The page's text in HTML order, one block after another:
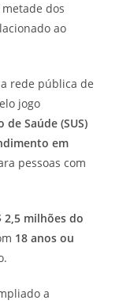
dos
ao
rede pública de
jogo
de Saúde (SUS)
em
pessoas com
2,5 milhões do
18 anos ou
a